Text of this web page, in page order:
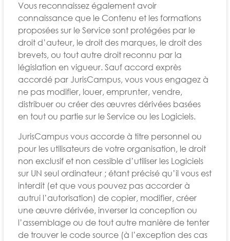
Vous reconnaissez également avoir
connaissance que le Contenu et les formations
proposées sur le Service sont protégées par le
droit d’auteur, le droit des marques, le droit des
brevets, ou tout autre droit reconnu par la
législation en vigueur. Sauf accord exprès
accordé par JurisCampus, vous vous engagez à
ne pas modifier, louer, emprunter, vendre,
distribuer ou créer des œuvres dérivées basées
en tout ou partie sur le Service ou les Logiciels.
JurisCampus vous accorde à titre personnel ou
pour les utilisateurs de votre organisation, le droit
non exclusif et non cessible d’utiliser les Logiciels
sur UN seul ordinateur ; étant précisé qu’il vous est
interdit (et que vous pouvez pas accorder à
autrui l’autorisation) de copier, modifier, créer
une œuvre dérivée, inverser la conception ou
l’assemblage ou de tout autre manière de tenter
de trouver le code source (à l’exception des cas